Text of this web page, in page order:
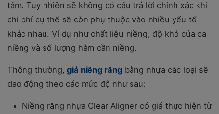
tâm. Tuy nhiên sẽ không có câu trả lời chính xác khi
chi phí cụ thể sẽ còn phụ thuộc vào nhiều yếu tố
khác nhau. Ví dụ như chất liệu niềng, độ khó của ca
niềng và số lượng hàm cần niềng.
Thông thường, giá niềng răng bằng nhựa các loại sẽ
dao động theo các mức độ như sau:
Niềng răng nhựa Clear Aligner có giá thực hiện từ